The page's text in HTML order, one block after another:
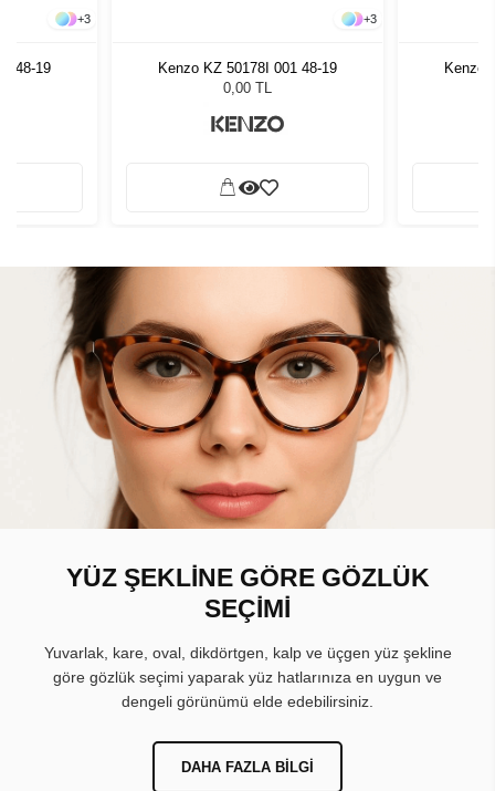
+3
48-19
+3
Kenzo KZ 50178I 001 48-19
0,00 TL
Kenzo
YÜZ ŞEKLİNE GÖRE GÖZLÜK
SEÇİMİ
Yuvarlak, kare, oval, dikdörtgen, kalp ve üçgen yüz şekline
göre gözlük seçimi yaparak yüz hatlarınıza en uygun ve
dengeli görünümü elde edebilirsiniz.
DAHA FAZLA BILGI